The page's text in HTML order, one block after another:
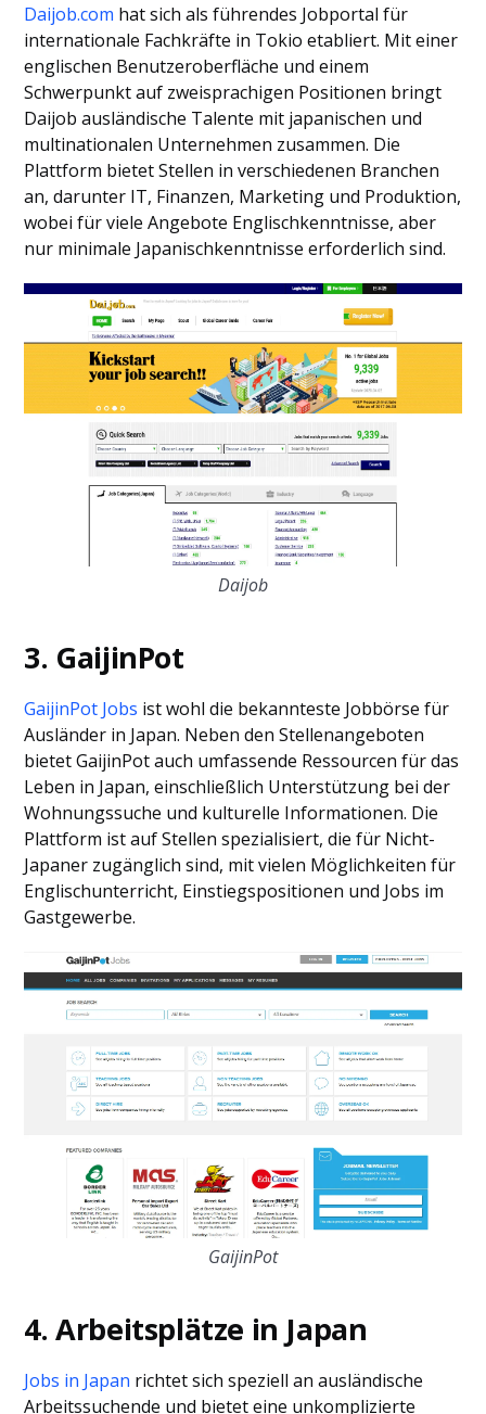
Daijob.com hat sich als führendes Jobportal für
internationale Fachkräfte in Tokio etabliert. Mit einer
englischen Benutzeroberfläche und einem
Schwerpunkt auf zweisprachigen Positionen bringt
Daijob ausländische Talente mit japanischen und
multinationalen Unternehmen zusammen. Die
Plattform bietet Stellen in verschiedenen Branchen
an, darunter IT, Finanzen, Marketing und Produktion,
wobei für viele Angebote Englischkenntnisse, aber
nur minimale Japanischkenntnisse erforderlich sind.
Daijob
3. GaijinPot
GaijinPot Jobs ist wohl die bekannteste Jobbörse für
Ausländer in Japan. Neben den Stellenangeboten
bietet GaijinPot auch umfassende Ressourcen für das
Leben in Japan, einschließlich Unterstützung bei der
Wohnungssuche und kulturelle Informationen. Die
Plattform ist auf Stellen spezialisiert, die für Nicht-
Japaner zugänglich sind, mit vielen Möglichkeiten für
Englischunterricht, Einstiegspositionen und Jobs im
Gastgewerbe.
GaijinPot
4. Arbeitsplätze in Japan
Jobs in Japan richtet sich speziell an ausländische
Arbeitssuchende und bietet eine unkomplizierte